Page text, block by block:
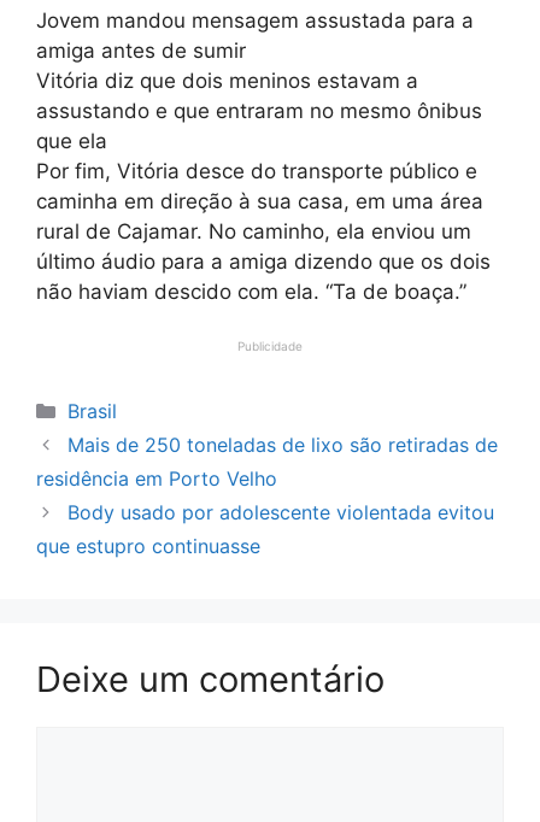
Jovem mandou mensagem assustada para a
amiga antes de sumir
Vitória diz que dois meninos estavam a
assustando e que entraram no mesmo ônibus
que ela
Por fim, Vitória desce do transporte público e
caminha em direção à sua casa, em uma área
rural de Cajamar. No caminho, ela enviou um
último áudio para a amiga dizendo que os dois
não haviam descido com ela. “Ta de boaça.”
Publicidade
Categorias
Brasil
Mais de 250 toneladas de lixo são retiradas de
residência em Porto Velho
Body usado por adolescente violentada evitou
que estupro continuasse
Deixe um comentário